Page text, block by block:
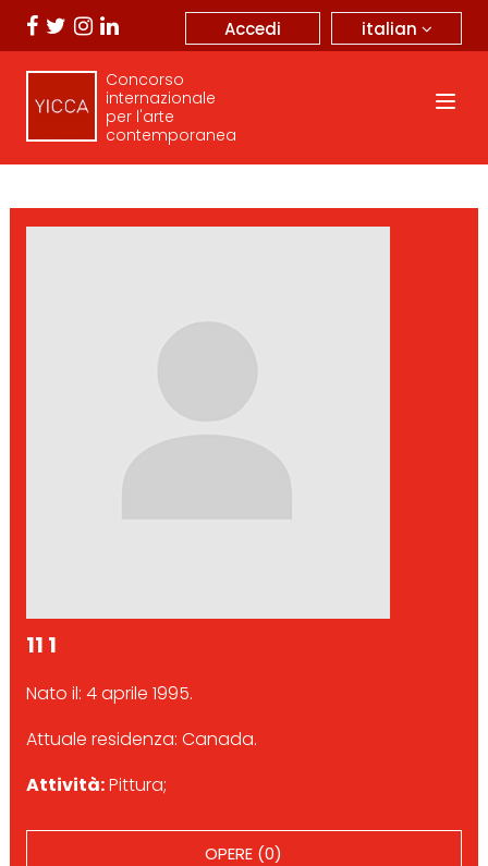
italian
Accedi
Concorso
internazionale
per l'arte
contemporanea
11 1
Nato il: 4 aprile 1995.
Attuale residenza: Canada.
Attività:Pittura;
OPERE (0)